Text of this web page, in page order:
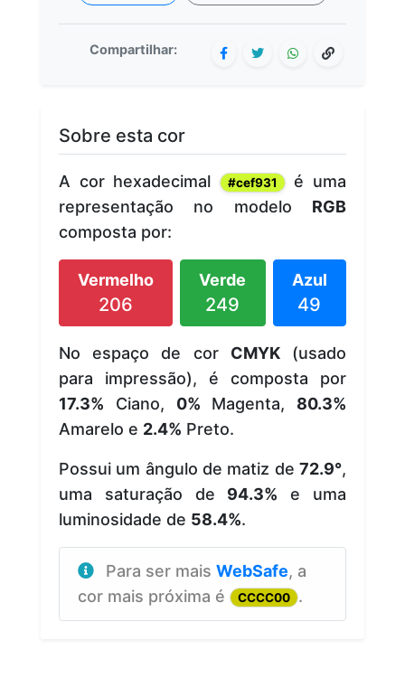
Compartilhar:
Sobre esta cor
A cor hexadecimal #cef931
é uma
representação no modelo RGB
composta por:
Vermelho
206
Verde
249
Azul
49
No espaço de cor CMYK(usado
para impressão), é composta por
17.3% Ciano, 0% Magenta, 80.3%
Amarelo e 2.4% Preto.
Possui um ângulo de matiz de 72.9°,
uma saturação de 94.3% e uma
luminosidade de 58.4%.
Para ser mais WebSafe, a
cor mais próxima é
CCCC00 .